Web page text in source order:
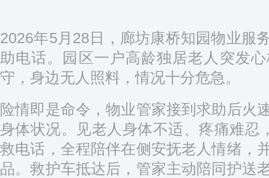
2026年5月28日，廊坊康桥知园物业服
助电话。园区一户高龄独居老人突发
守，身边无人照料，情况十分危急。
险情即是命令，物业管家接到求助后火
身体状况。见老人身体不适、疼痛难忍
救电话，全程陪伴在侧安抚老人情绪，
品。救护车抵达后，管家主动陪同护送